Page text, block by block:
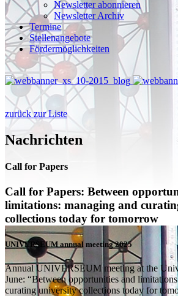
Newsletter abonnieren
Newsletter Archiv
Termine
Stellenangebote
Fördermöglichkeiten
zurück zur Liste
Nachrichten
Call for Papers
Call for Papers: Between
limitations: managing and
collections today for tomorrow
UNIVERSEUM annual meeting 2025
Annual UNIVERSEUM meeting at the
June: “Between opportunities and
curating university collections today for